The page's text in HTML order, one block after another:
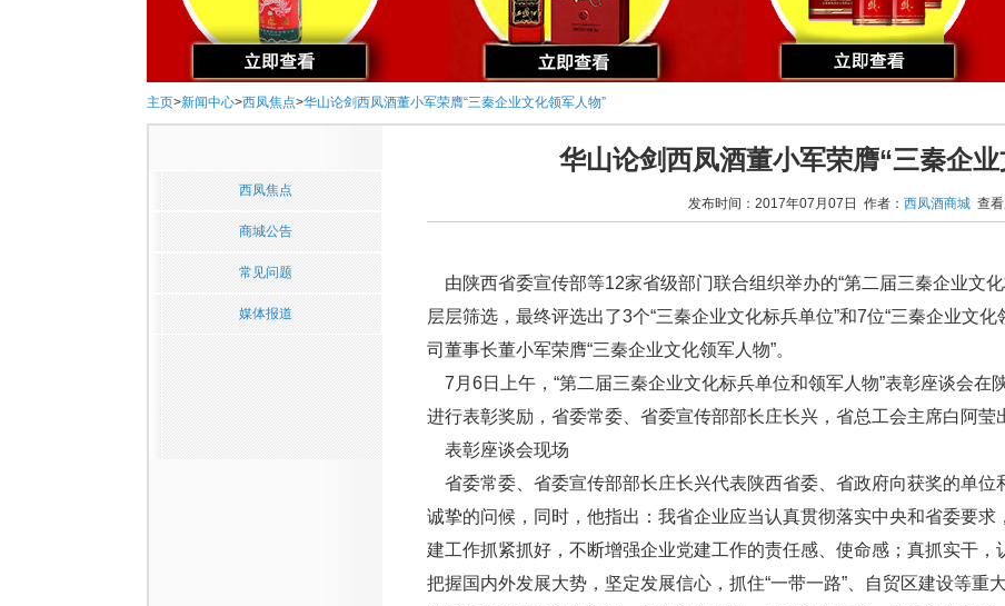
主页>新闻中心>西凤焦点>华山论剑西凤酒董小军荣膺“三秦企业文化领军人物”
西凤焦点
商城公告
常见问题
媒体报道
华山论剑西凤酒董小军荣膺“三秦企
发布时间：2017年07月07日 作者： 西凤酒商城 查
由陕西省委宣传部等12家省级部门联合组织举办的“第二届三秦企业文
层层筛选，最终评选出了3个“三秦企业文化标兵单位”和7位“三秦企业文化
司董事长董小军荣膺“三秦企业文化领军人物”。
7月6日上午，“第二届三秦企业文化标兵单位和领军人物”表彰座谈会在
进行表彰奖励，省委常委、省委宣传部部长庄长兴，省总工会主席白阿莹
表彰座谈会现场
省委常委、省委宣传部部长庄长兴代表陕西省委、省政府向获奖的单位
诚挚的问候，同时，他指出：我省企业应当认真贯彻落实中央和省委要
建工作抓紧抓好，不断增强企业党建工作的责任感、使命感；真抓实干
把握国内外发展大势，坚定发展信心，抓住“一带一路”、自贸区建设等重